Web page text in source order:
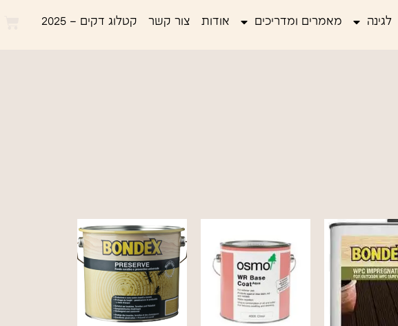
לגינה מאמרים ומדריכים אודות צור קשר קטלוג דקים – 2025